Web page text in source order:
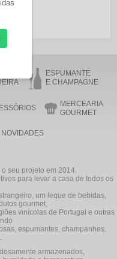
ESPUMANTE
E CHAMPAGNE
MERCEARIA
GOURMET
NOVIDADES
seu projeto em 2014.
para levar a casa de todos os
um leque de bebidas,
gourmet,
vinícolas de Portugal e outras
espumantes, champanhes,
armazenados,